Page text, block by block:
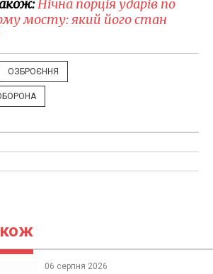
Нічна порція ударів по
мосту: який його стан
ОЗБРОЄННЯ
06 серпня 2026